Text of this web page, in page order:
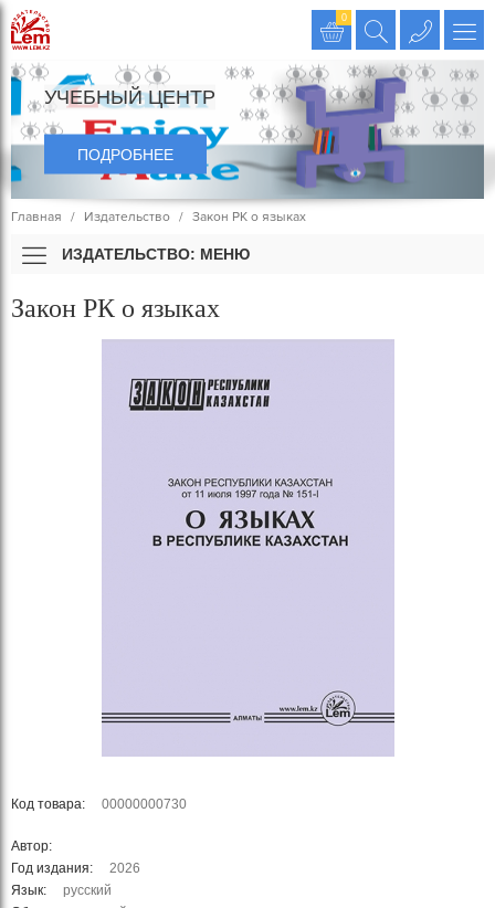
0
УЧЕБНЫЙ ЦЕНТР
ПОДРОБНЕЕ
Главная Издательство Закон РК о языках
ИЗДАТЕЛЬСТВО: МЕНЮ
Закон РК о языках
Код товара: 00000000730
Автор:
Год издания:
2026
Язык:
русский